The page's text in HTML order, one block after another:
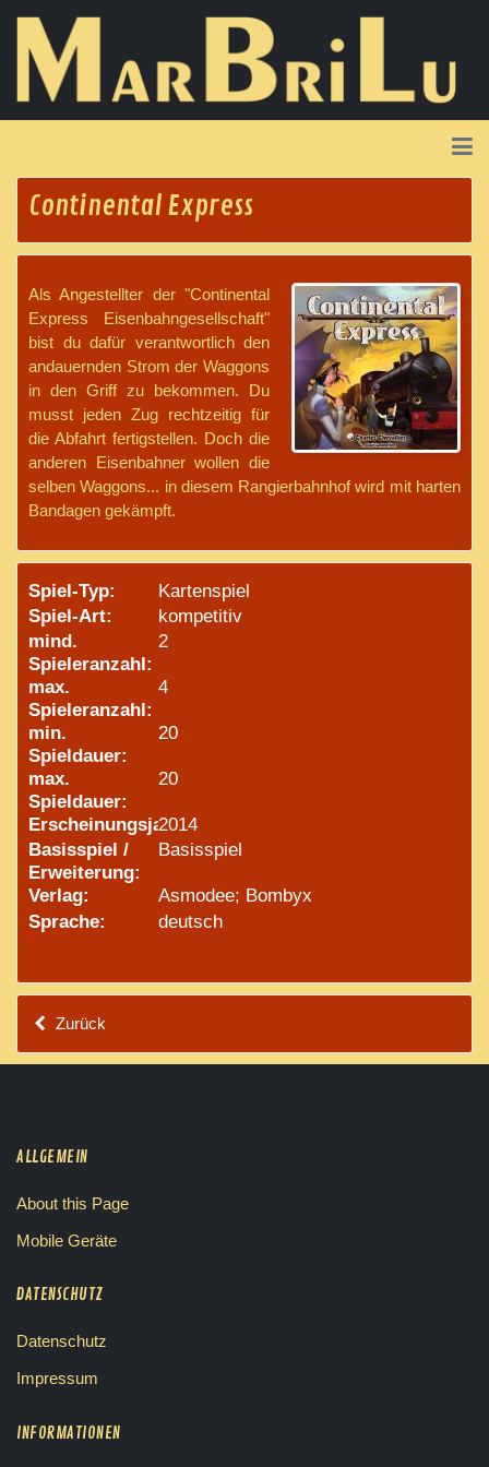
Continental Express
Als Angestellter der "Continental
Express Eisenbahngesellschaft"
bist du dafür verantwortlich den
andauernden Strom der Waggons
in den Griff zu bekommen. Du
musst jeden Zug rechtzeitig für
die Abfahrt fertigstellen. Doch die
anderen Eisenbahner wollen die
selben Waggons... in diesem Rangierbahnhof wird mit harten
Bandagen gekämpft.
Spiel-Typ:
Kartenspiel
Spiel-Art:
kompetitiv
mind.
Spieleranzahl:
2
max.
Spieleranzahl:
4
min.
Spieldauer:
20
max.
Spieldauer:
20
Erscheinungsjahr:
2014
Basisspiel /
Erweiterung:
Basisspiel
Verlag:
Asmodee; Bombyx
Sprache:
deutsch
Zurück
ALLGEMEIN
About this Page
Mobile Geräte
DATENSCHUTZ
Datenschutz
Impressum
INFORMATIONEN